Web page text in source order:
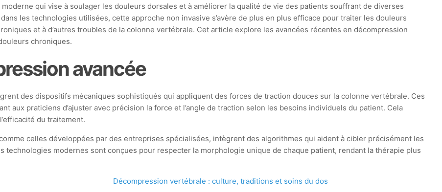
qui vise à soulager les douleurs dorsales et à améliorer la qualité de vie des patients souffrant de diverses
les technologies utilisées, cette approche non invasive s’avère de plus en plus efficace pour traiter les douleurs
et à d’autres troubles de la colonne vertébrale. Cet article explore les avancées récentes en décompression
chroniques.
avancée
des dispositifs mécaniques sophistiqués qui appliquent des forces de traction douces sur la colonne vertébrale. Ces
aux praticiens d’ajuster avec précision la force et l’angle de traction selon les besoins individuels du patient. Cela
du traitement.
celles développées par des entreprises spécialisées, intègrent des algorithmes qui aident à cibler précisément les
technologies modernes sont conçues pour respecter la morphologie unique de chaque patient, rendant la thérapie plus
Décompression vertébrale : culture, traditions et soins du dos